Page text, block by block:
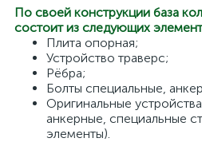
По своей конструкции база
состоит из следующих
Плита опорная;
Устройство траверс;
Рёбра;
Болты специальные,
Оригинальные
анкерные, специальные
элементы).